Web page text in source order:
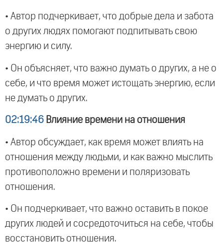
• Автор подчеркивает, что добрые дела и забота
о других людях помогают подпитывать свою
энергию и силу.
• Он объясняет, что важно думать о других, а не о
себе, и что время может истощать энергию, если
не думать о других.
02:19:46 Влияние времени на отношения
• Автор обсуждает, как время может влиять на
отношения между людьми, и как важно мыслить
противоположно времени и поляризовать
отношения.
• Он подчеркивает, что важно оставить в покое
других людей и сосредоточиться на себе, чтобы
восстановить отношения.